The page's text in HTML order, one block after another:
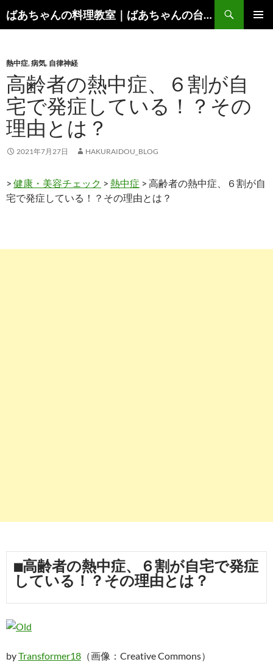
ン
ツ
へ
ス
キ
ッ
プ
ばあちゃんの料理教室｜ばあちゃんの台所から学ぶ、食と健康の知恵
索
熱中症,病気, 自律神経
高齢者の熱中症、６割が自
宅で発症している！？その
理由とは？
2021年7月27日 HAKURAIDOU_BLOG
> 健康・美容チェック > 熱中症 > 高齢者の熱中症、６割が自
宅で発症している！？その理由とは？
■高齢者の熱中症、６割が自宅で発症
している！？その理由とは？
byTransformer18 （画像：Creative Commons）